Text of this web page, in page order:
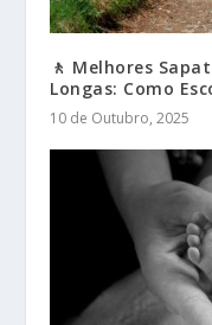
🚶 Melhores
Longas: Como
10 de Outubro, 2025